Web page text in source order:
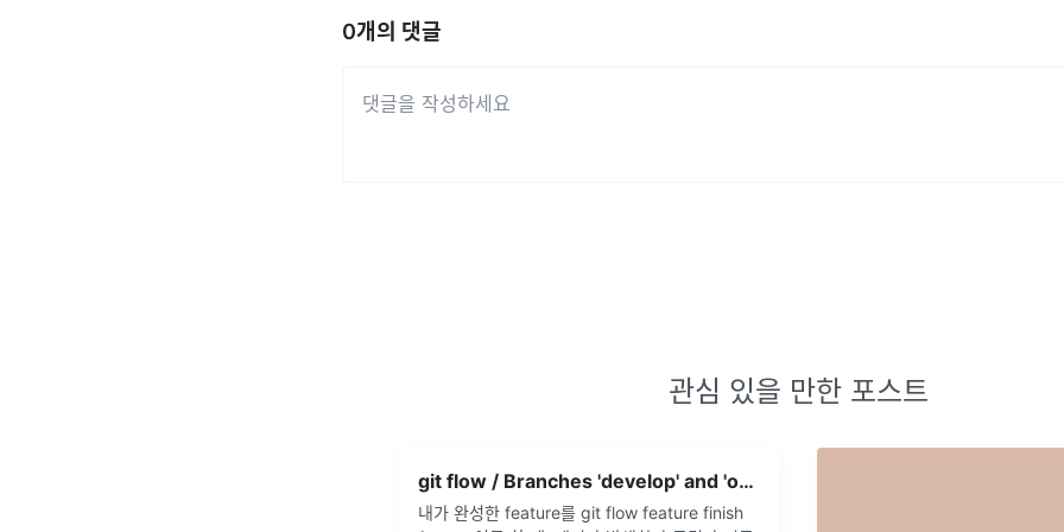
0개의 댓글
관심 있을 만한 포스트
git flow / Branches 'develop' and 'origin/develop' have diverged.
내가 완성한 feature를 git flow feature finish